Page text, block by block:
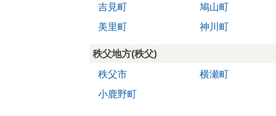
吉見町
鳩山町
美里町
神川町
秩父地方(秩父)
秩父市
横瀬町
小鹿野町